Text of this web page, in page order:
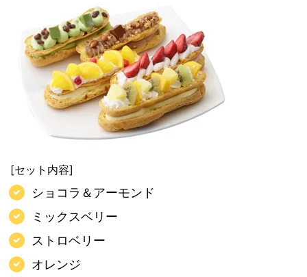
[セット内容]
ショコラ＆アーモンド
ミックスベリー
ストロベリー
オレンジ